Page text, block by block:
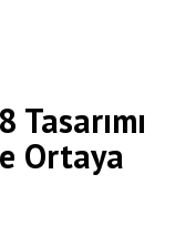
Ortaya